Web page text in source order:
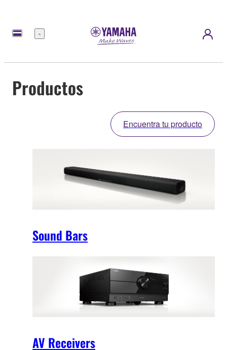
Menú
Productos
Encuentra tu producto
Sound Bars
AV Receivers